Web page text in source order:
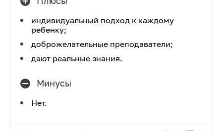
индивидуальный подход к каждому
ребенку;
доброжелательные преподаватели;
дают реальные знания.
Минусы
Нет.